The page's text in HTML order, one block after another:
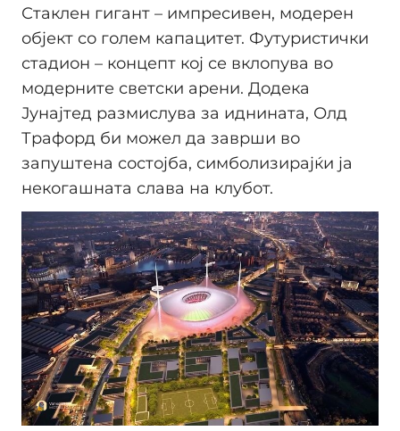
Стаклен гигант – импресивен, модерен
објект со голем капацитет. Футуристички
стадион – концепт кој се вклопува во
модерните светски арени. Додека
Јунајтед размислува за иднината, Олд
Трафорд би можел да заврши во
запуштена состојба, симболизирајќи ја
некогашната слава на клубот.